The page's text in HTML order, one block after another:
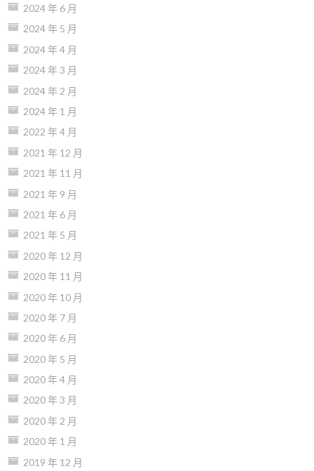
2024 年 6 月
2024 年 5 月
2024 年 4 月
2024 年 3 月
2024 年 2 月
2024 年 1 月
2022 年 4 月
2021 年 12 月
2021 年 11 月
2021 年 9 月
2021 年 6 月
2021 年 5 月
2020 年 12 月
2020 年 11 月
2020 年 10 月
2020 年 7 月
2020 年 6 月
2020 年 5 月
2020 年 4 月
2020 年 3 月
2020 年 2 月
2020 年 1 月
2019 年 12 月